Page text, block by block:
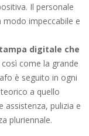
Il personale
modo impeccabile e
digitale che
come la grande
è seguito in ogni
a quello
assistenza, pulizia e
pluriennale.